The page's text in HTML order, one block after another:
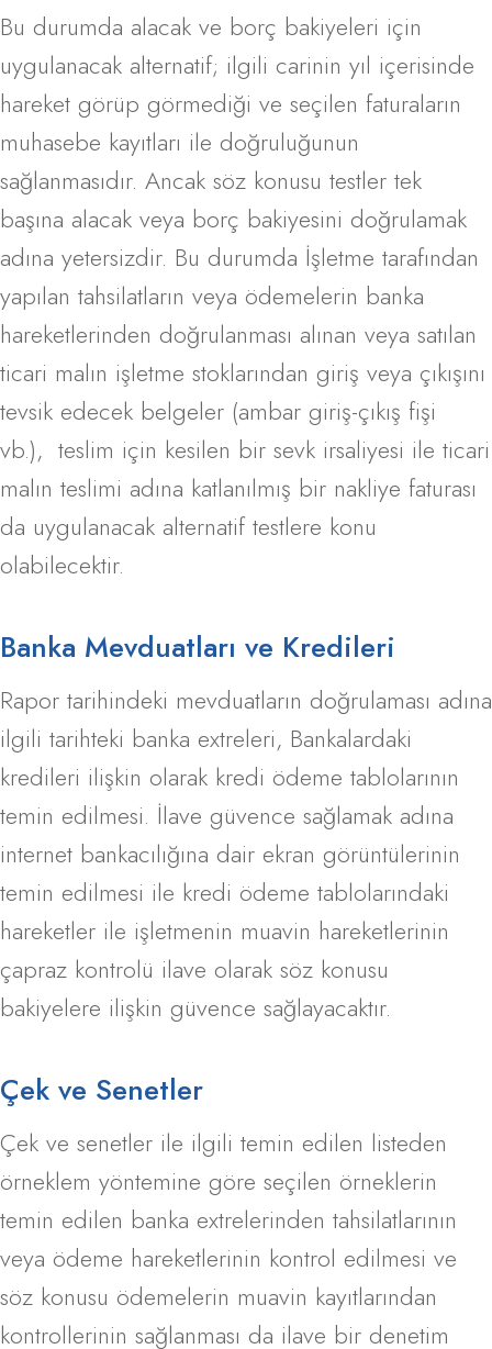
Bu durumda alacak ve borç bakiyeleri için
uygulanacak alternatif; ilgili carinin yıl içerisinde
hareket görüp görmediği ve seçilen faturaların
muhasebe kayıtları ile doğruluğunun
sağlanmasıdır. Ancak söz konusu testler tek
başına alacak veya borç bakiyesini doğrulamak
adına yetersizdir. Bu durumda İşletme tarafından
yapılan tahsilatların veya ödemelerin banka
hareketlerinden doğrulanması alınan veya satılan
ticari malın işletme stoklarından giriş veya çıkışını
tevsik edecek belgeler (ambar giriş-çıkış fişi
vb.), teslim için kesilen bir sevk irsaliyesi ile ticari
malın teslimi adına katlanılmış bir nakliye faturası
da uygulanacak alternatif testlere konu
olabilecektir.
Banka Mevduatları ve Kredileri
Rapor tarihindeki mevduatların doğrulaması adına
ilgili tarihteki banka extreleri, Bankalardaki
kredileri ilişkin olarak kredi ödeme tablolarının
temin edilmesi. İlave güvence sağlamak adına
internet bankacılığına dair ekran görüntülerinin
temin edilmesi ile kredi ödeme tablolarındaki
hareketler ile işletmenin muavin hareketlerinin
çapraz kontrolü ilave olarak söz konusu
bakiyelere ilişkin güvence sağlayacaktır.
Çek ve Senetler
Çek ve senetler ile ilgili temin edilen listeden
örneklem yöntemine göre seçilen örneklerin
temin edilen banka extrelerinden tahsilatlarının
veya ödeme hareketlerinin kontrol edilmesi ve
söz konusu ödemelerin muavin kayıtlarından
kontrollerinin sağlanması da ilave bir denetim